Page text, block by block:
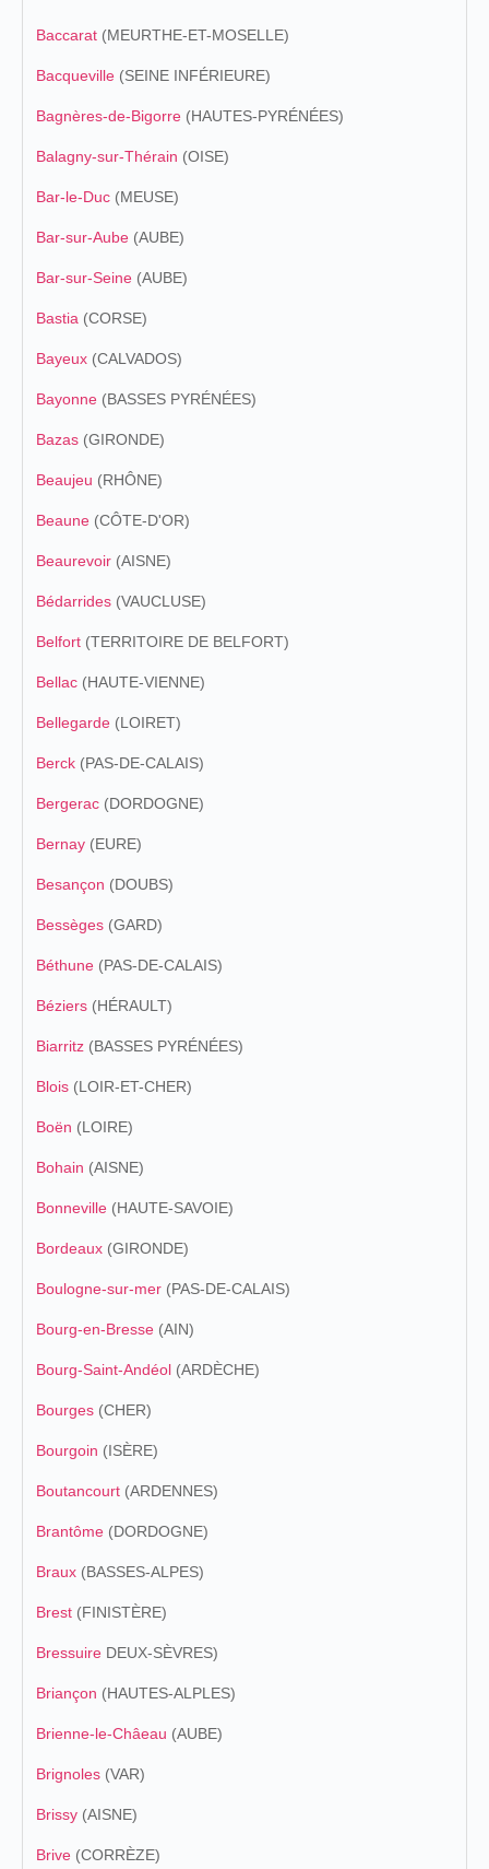
Baccarat (MEURTHE-ET-MOSELLE)
Bacqueville (SEINE INFÉRIEURE)
Bagnères-de-Bigorre (HAUTES-PYRÉNÉES)
Balagny-sur-Thérain (OISE)
Bar-le-Duc (MEUSE)
Bar-sur-Aube (AUBE)
Bar-sur-Seine (AUBE)
Bastia (CORSE)
Bayeux (CALVADOS)
Bayonne (BASSES PYRÉNÉES)
Bazas (GIRONDE)
Beaujeu (RHÔNE)
Beaune (CÔTE-D'OR)
Beaurevoir (AISNE)
Bédarrides (VAUCLUSE)
Belfort (TERRITOIRE DE BELFORT)
Bellac (HAUTE-VIENNE)
Bellegarde (LOIRET)
Berck (PAS-DE-CALAIS)
Bergerac (DORDOGNE)
Bernay (EURE)
Besançon (DOUBS)
Bessèges (GARD)
Béthune (PAS-DE-CALAIS)
Béziers (HÉRAULT)
Biarritz (BASSES PYRÉNÉES)
Blois (LOIR-ET-CHER)
Boën (LOIRE)
Bohain (AISNE)
Bonneville (HAUTE-SAVOIE)
Bordeaux (GIRONDE)
Boulogne-sur-mer (PAS-DE-CALAIS)
Bourg-en-Bresse (AIN)
Bourg-Saint-Andéol (ARDÈCHE)
Bourges (CHER)
Bourgoin (ISÈRE)
Boutancourt (ARDENNES)
Brantôme (DORDOGNE)
Braux (BASSES-ALPES)
Brest (FINISTÈRE)
Bressuire DEUX-SÈVRES)
Briançon (HAUTES-ALPLES)
Brienne-le-Châeau (AUBE)
Brignoles (VAR)
Brissy (AISNE)
Brive (CORRÈZE)